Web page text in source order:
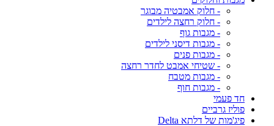
- חלוק אמבטיה מבוגר
- חלוק רחצה לילדים
- מגבות גוף
- מגבות דיסני לילדים
- מגבות פנים
- שטיחי אמבט לחדר רחצה
- מגבות מטבח
- מגבות חוף
חד פעמי
פוליז גרביים
פיג'מות של דלתא Delta